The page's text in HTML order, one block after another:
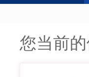
您当前的